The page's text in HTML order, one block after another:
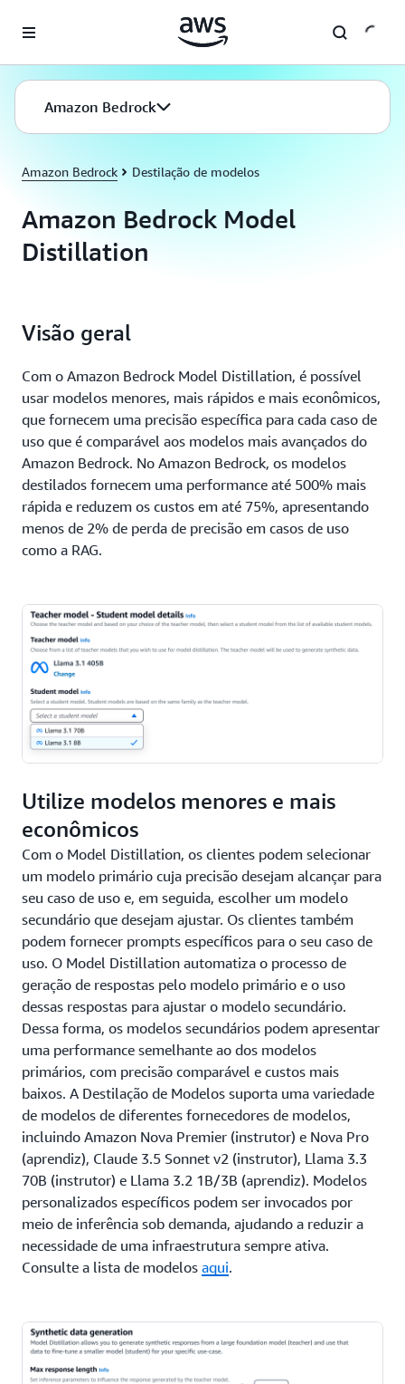
Pular para o conteúdo principal
Amazon Bedrock
Amazon Bedrock Destilação de modelos
Amazon Bedrock Model
Distillation
Visão geral
Com o Amazon Bedrock Model Distillation, é possível
usar modelos menores, mais rápidos e mais econômicos,
que fornecem uma precisão específica para cada caso de
uso que é comparável aos modelos mais avançados do
Amazon Bedrock. No Amazon Bedrock, os modelos
destilados fornecem uma performance até 500% mais
rápida e reduzem os custos em até 75%, apresentando
menos de 2% de perda de precisão em casos de uso
como a RAG.
Utilize modelos menores e mais
econômicos
Com o Model Distillation, os clientes podem selecionar
um modelo primário cuja precisão desejam alcançar para
seu caso de uso e, em seguida, escolher um modelo
secundário que desejam ajustar. Os clientes também
podem fornecer prompts específicos para o seu caso de
uso. O Model Distillation automatiza o processo de
geração de respostas pelo modelo primário e o uso
dessas respostas para ajustar o modelo secundário.
Dessa forma, os modelos secundários podem apresentar
uma performance semelhante ao dos modelos
primários, com precisão comparável e custos mais
baixos. A Destilação de Modelos suporta uma variedade
de modelos de diferentes fornecedores de modelos,
incluindo Amazon Nova Premier (instrutor) e Nova Pro
(aprendiz), Claude 3.5 Sonnet v2 (instrutor), Llama 3.3
70B (instrutor) e Llama 3.2 1B/3B (aprendiz). Modelos
personalizados específicos podem ser invocados por
meio de inferência sob demanda, ajudando a reduzir a
necessidade de uma infraestrutura sempre ativa.
Consulte a lista de modelos aqui.